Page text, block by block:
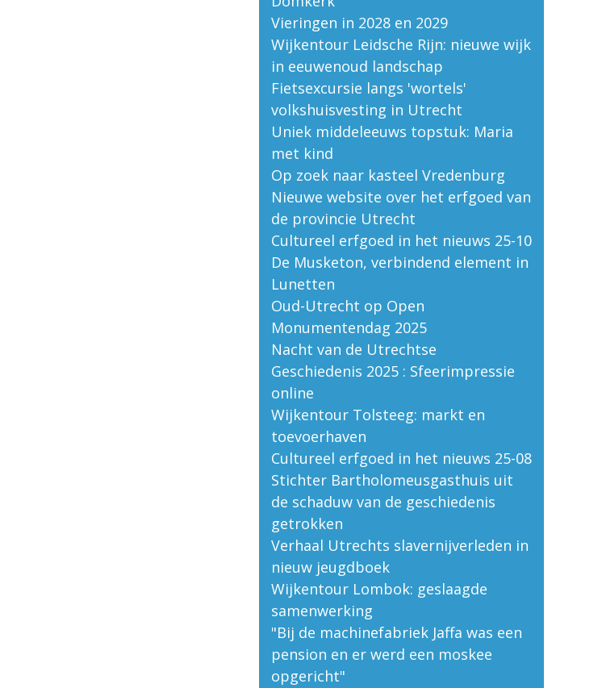
Vieringen in 2028 en 2029
Wijkentour Leidsche Rijn: nieuwe wijk
in eeuwenoud landschap
Fietsexcursie langs 'wortels'
volkshuisvesting in Utrecht
Uniek middeleeuws topstuk: Maria
met kind
Op zoek naar kasteel Vredenburg
Nieuwe website over het erfgoed van
de provincie Utrecht
Cultureel erfgoed in het nieuws 25-10
De Musketon, verbindend element in
Lunetten
Oud-Utrecht op Open
Monumentendag 2025
Nacht van de Utrechtse
Geschiedenis 2025 : Sfeerimpressie
online
Wijkentour Tolsteeg: markt en
toevoerhaven
Cultureel erfgoed in het nieuws 25-08
Stichter Bartholomeusgasthuis uit
de schaduw van de geschiedenis
getrokken
Verhaal Utrechts slavernijverleden in
nieuw jeugdboek
Wijkentour Lombok: geslaagde
samenwerking
"Bij de machinefabriek Jaffa was een
pension en er werd een moskee
opgericht"